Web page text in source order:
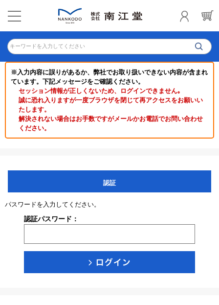
キーワードを入力してください
※入力内容に誤りがあるか、弊社でお取り扱いできない内容が含まれ
ています。下記メッセージをご確認ください。
セッション情報が正しくないため、ログインできません｡
誠に恐れ入りますが一度ブラウザを閉じて再アクセスをお願いい
たします。
解決されない場合はお手数ですがメールかお電話でお問い合わせ
ください。
認証
パスワードを入力してください。
認証パスワード：